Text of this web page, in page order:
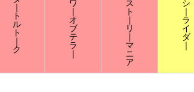
｜
ト
ル
ト
｜
ク
ワ
｜
オ
ブ
テ
ラ
｜
ス
ト
｜
リ
｜
マ
ニ
ア
シ
｜
ラ
イ
ダ
｜